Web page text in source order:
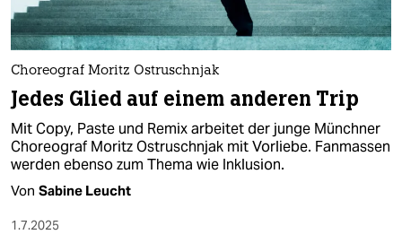
Choreograf Moritz Ostruschnjak
Jedes Glied auf einem anderen Trip
Mit Copy, Paste und Remix arbeitet der junge Münchner
Choreograf Moritz Ostruschnjak mit Vorliebe. Fanmassen
werden ebenso zum Thema wie Inklusion.
Von Sabine Leucht
1.7.2025